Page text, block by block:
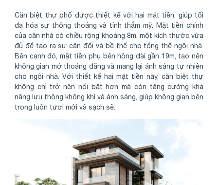
Căn biệt thự phố được thiết kế với hai mặt tiền, giúp tối
đa hóa sự thông thoáng và tính thẩm mỹ. Mặt tiền chính
của căn nhà có chiều rộng khoảng 8m, một kích thước vừa
đủ để tạo ra sự cân đối và bề thế cho tổng thể ngôi nhà.
Bên cạnh đó, mặt tiền phụ bên hông dài gần 19m, tạo nên
không gian mở thoáng đãng và mang lại ánh sáng tự nhiên
cho ngôi nhà. Với thiết kế hai mặt tiền này, căn biệt thự
không chỉ trở nên nổi bật hơn mà còn tăng cường khả
năng lưu thông không khí và ánh sáng, giúp không gian bên
trong luôn tươi mới và sạch sẽ.